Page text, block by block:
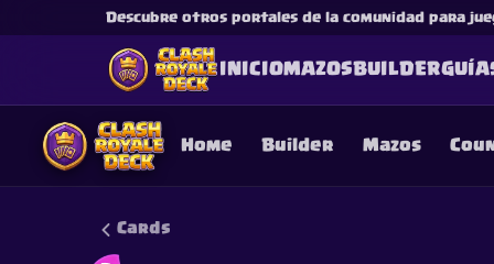
Descubre otros portales de la comunidad para
INICIOMAZOSBUILDER
Home Builder Mazos
Cards